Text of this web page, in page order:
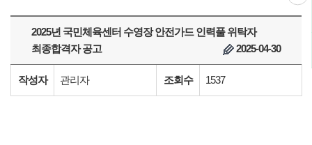
2025년 국민체육센터 수영장 안전가드 인력풀 위탁자
최종합격자 공고
2025-04-30
작성자 관리자 조회수 1537